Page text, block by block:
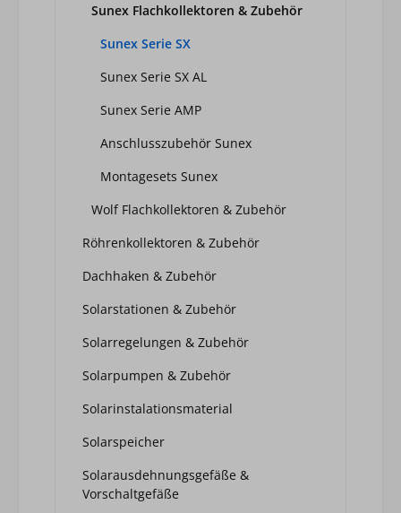
Sunex Flachkollektoren & Zubehör
Sunex Serie SX
Sunex Serie SX AL
Sunex Serie AMP
Anschlusszubehör Sunex
Montagesets Sunex
Wolf Flachkollektoren & Zubehör
Röhrenkollektoren & Zubehör
Dachhaken & Zubehör
Solarstationen & Zubehör
Solarregelungen & Zubehör
Solarpumpen & Zubehör
Solarinstalationsmaterial
Solarspeicher
Solarausdehnungsgefäße &
Vorschaltgefäße